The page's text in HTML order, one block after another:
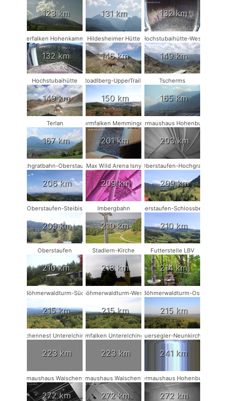
123 km 131 km 132 km
Wanderfalken Hohenkammer #2
132 km
Hildesheimer Hütte
146 km
Hochstubaihütte-West
149 km
Hochstubaihütte
149 km
Roadlberg-UpperTrails
150 km
Tscherms
165 km
Terlan
167 km
Turmfalken Memmingen
201 km
Fledermaushaus Hohenburg #2
203 km
Hochgratbahn-Oberstaufen
206 km
Max Wild Arena Isny
209 km
Oberstaufen-Hochgrat
209 km
Oberstaufen-Steibis
209 km
Imbergbahn
210 km
Oberstaufen-Schlossberg
210 km
Oberstaufen
210 km
Stadlern-Kirche
213 km
Futterstelle LBV
214 km
Böhmerwaldturm-Süd
215 km
Böhmerwaldturm-West
215 km
Böhmerwaldturm-Ost
215 km
Storchennest Unterelchingen
223 km
Turmfalken Unterelchingen
223 km
Mauersegler-Neunkirchen
241 km
Fledermaushaus Waischenfeld #3
272 km
Fledermaushaus Waischenfeld #2
272 km
Fledermaushaus Hohenburg #1
272 km